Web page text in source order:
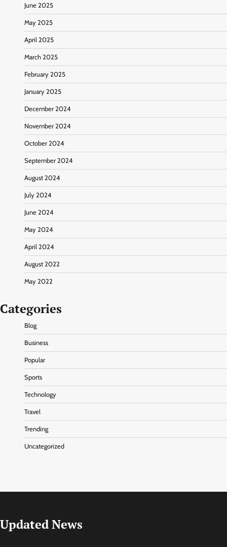
June 2025
May 2025
April 2025
March 2025
February 2025
January 2025
December 2024
November 2024
October 2024
September 2024
August 2024
July 2024
June 2024
May 2024
April 2024
August 2022
May 2022
Categories
Blog
Business
Popular
Sports
Technology
Travel
Trending
Uncategorized
Updated News